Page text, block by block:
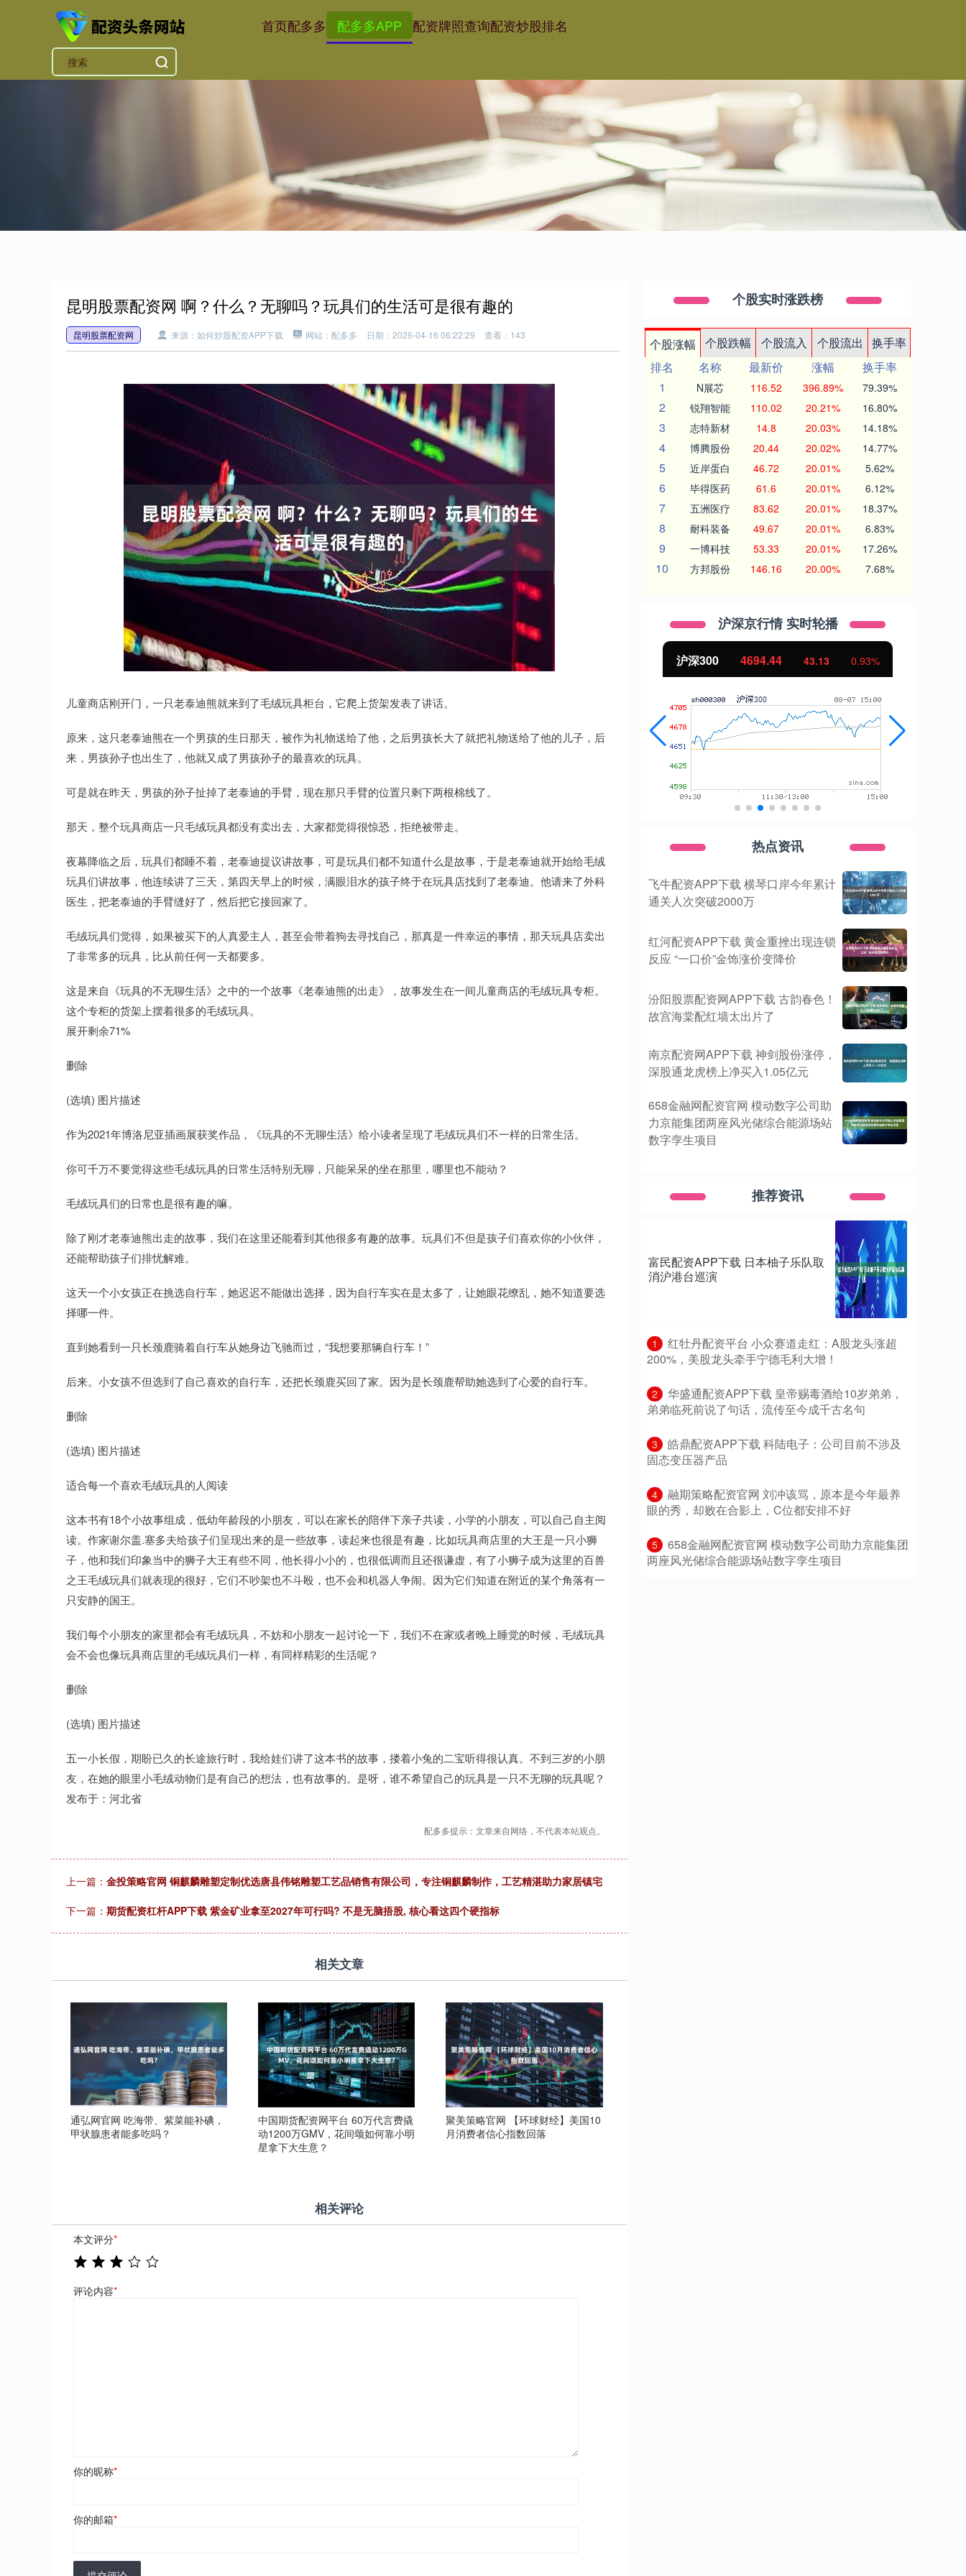
首页配多多 配多多APP 配资牌照查询配资炒股排名
昆明股票配资网 啊？什么？无聊吗？玩具们的生活可是很有趣的
昆明股票配资网 来源：如何炒股配资APP下载 网站：配多多 日期：2026-04-16 06:22:29 查看：143
儿童商店刚开门，一只老泰迪熊就来到了毛绒玩具柜台，它爬上货架发表了讲话。
原来，这只老泰迪熊在一个男孩的生日那天，被作为礼物送给了他，之后男孩长大了就把礼物送给了他的儿子，后
来，男孩孙子也出生了，他就又成了男孩孙子的最喜欢的玩具。
可是就在昨天，男孩的孙子扯掉了老泰迪的手臂，现在那只手臂的位置只剩下两根棉线了。
那天，整个玩具商店一只毛绒玩具都没有卖出去，大家都觉得很惊恐，拒绝被带走。
夜幕降临之后，玩具们都睡不着，老泰迪提议讲故事，可是玩具们都不知道什么是故事，于是老泰迪就开始给毛绒
玩具们讲故事，他连续讲了三天，第四天早上的时候，满眼泪水的孩子终于在玩具店找到了老泰迪。他请来了外科
医生，把老泰迪的手臂缝好了，然后把它接回家了。
毛绒玩具们觉得，如果被买下的人真爱主人，甚至会带着狗去寻找自己，那真是一件幸运的事情，那天玩具店卖出
了非常多的玩具，比从前任何一天都要多。
这是来自《玩具的不无聊生活》之中的一个故事《老泰迪熊的出走》，故事发生在一间儿童商店的毛绒玩具专柜。
这个专柜的货架上摆着很多的毛绒玩具。
展开剩余71%
删除
(选填) 图片描述
作为2021年博洛尼亚插画展获奖作品，《玩具的不无聊生活》给小读者呈现了毛绒玩具们不一样的日常生活。
你可千万不要觉得这些毛绒玩具的日常生活特别无聊，只能呆呆的坐在那里，哪里也不能动？
毛绒玩具们的日常也是很有趣的嘛。
除了刚才老泰迪熊出走的故事，我们在这里还能看到其他很多有趣的故事。玩具们不但是孩子们喜欢你的小伙伴，
还能帮助孩子们排忧解难。
这天一个小女孩正在挑选自行车，她迟迟不能做出选择，因为自行车实在是太多了，让她眼花缭乱，她不知道要选
择哪一件。
直到她看到一只长颈鹿骑着自行车从她身边飞驰而过，“我想要那辆自行车！”
后来。小女孩不但选到了自己喜欢的自行车，还把长颈鹿买回了家。因为是长颈鹿帮助她选到了心爱的自行车。
删除
(选填) 图片描述
适合每一个喜欢毛绒玩具的人阅读
这本书有18个小故事组成，低幼年龄段的小朋友，可以在家长的陪伴下亲子共读，小学的小朋友，可以自己自主阅
读。作家谢尔盖.塞多夫给孩子们呈现出来的是一些故事，读起来也很是有趣，比如玩具商店里的大王是一只小狮
子，他和我们印象当中的狮子大王有些不同，他长得小小的，也很低调而且还很谦虚，有了小狮子成为这里的百兽
之王毛绒玩具们就表现的很好，它们不吵架也不斗殴，也不会和机器人争闹。因为它们知道在附近的某个角落有一
只安静的国王。
我们每个小朋友的家里都会有毛绒玩具，不妨和小朋友一起讨论一下，我们不在家或者晚上睡觉的时候，毛绒玩具
会不会也像玩具商店里的毛绒玩具们一样，有同样精彩的生活呢？
删除
(选填) 图片描述
五一小长假，期盼已久的长途旅行时，我给娃们讲了这本书的故事，搂着小兔的二宝听得很认真。不到三岁的小朋
友，在她的眼里小毛绒动物们是有自己的想法，也有故事的。是呀，谁不希望自己的玩具是一只不无聊的玩具呢？
发布于：河北省
配多多提示：文章来自网络，不代表本站观点。
上一篇： 金投策略官网 铜麒麟雕塑定制优选唐县伟铭雕塑工艺品销售有限公司，专注铜麒麟制作，工艺精湛助力家居镇宅
下一篇： 期货配资杠杆APP下载 紫金矿业拿至2027年可行吗? 不是无脑捂股, 核心看这四个硬指标
相关文章
通弘网官网 吃海带、紫菜能补碘，
甲状腺患者能多吃吗？
中国期货配资网平台 60万代言费撬
动1200万GMV，花间颂如何靠小明
星拿下大生意？
聚美策略官网 【环球财经】美国10
月消费者信心指数回落
相关评论
本文评分*
评论内容*
你的昵称*
你的邮箱*
个股实时涨跌榜
个股涨幅 个股跌幅 个股流入 个股流出
换手率
排名
名称 最新价 涨幅
换手率
1
N展芯 116.52 396.89% 79.39%
2 锐翔智能 110.02 20.21% 16.80%
3 志特新材 14.8 20.03% 14.18%
4 博腾股份 20.44 20.02% 14.77%
5 近岸蛋白 46.72 20.01% 5.62%
6 毕得医药 61.6 20.01% 6.12%
7 五洲医疗 83.62 20.01% 18.37%
8 耐科装备 49.67 20.01% 6.83%
9 一博科技 53.33 20.01% 17.26%
10 方邦股份 146.16 20.00% 7.68%
沪深京行情 实时轮播
深证成指 14311.01 4694.44 北证50 1134.24 11.37 1.01%
热点资讯
飞牛配资APP下载 横琴口岸今年累计
通关人次突破2000万
红河配资APP下载 黄金重挫出现连锁
反应 “一口价”金饰涨价变降价
汾阳股票配资网APP下载 古韵春色！
故宫海棠配红墙太出片了
南京配资网APP下载 神剑股份涨停，
深股通龙虎榜上净买入1.05亿元
658金融网配资官网 模动数字公司助
力京能集团两座风光储综合能源场站
数字孪生项目
推荐资讯
富民配资APP下载 日本柚子乐队取
消沪港台巡演
1
​红牡丹配资平台 小众赛道走红：A股龙头涨超
200%，美股龙头牵手宁德毛利大增！
2
​华盛通配资APP下载 皇帝赐毒酒给10岁弟弟，
弟弟临死前说了句话，流传至今成千古名句
3
​皓鼎配资APP下载 科陆电子：公司目前不涉及
固态变压器产品
4
​融期策略配资官网 刘冲该骂，原本是今年最养
眼的秀，却败在合影上，C位都安排不好
5
​658金融网配资官网 模动数字公司助力京能集团
两座风光储综合能源场站数字孪生项目